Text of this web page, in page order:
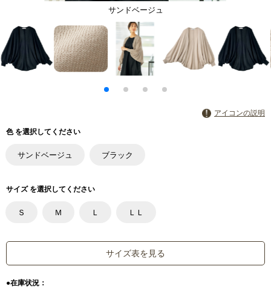
サンドベージュ
アイコンの説明
色 を選択してください
サンドベージュ ブラック
サイズ を選択してください
Ｓ Ｍ Ｌ ＬＬ
サイズ表を見る
●在庫状況：